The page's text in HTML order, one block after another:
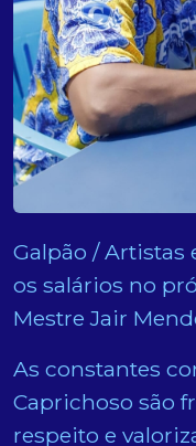
Galpão / Artistas
os salários no
Mestre Jair
As constantes
Caprichoso são
respeito e